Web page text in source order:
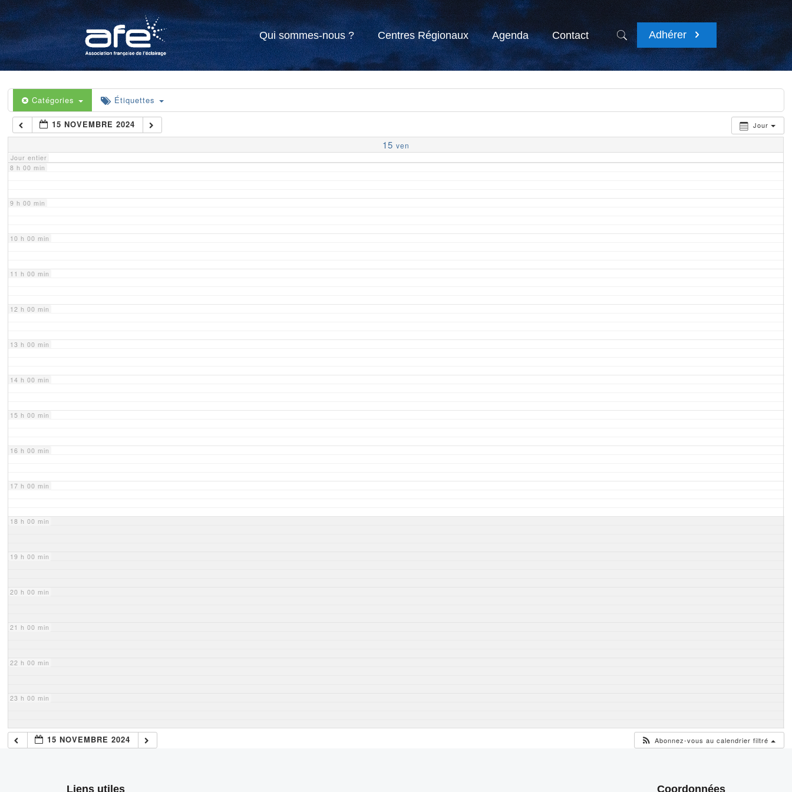
Qui sommes-nous ? Centres Régionaux Agenda Contact Adhérer
Catégories Étiquettes
Jour
15 NOVEMBRE 2024
15 ven
Jour entier
4 h 00 min
5 h 00 min
6 h 00 min
7 h 00 min
8 h 00 min
9 h 00 min
10 h 00 min
11 h 00 min
12 h 00 min
13 h 00 min
14 h 00 min
15 h 00 min
16 h 00 min
17 h 00 min
18 h 00 min
19 h 00 min
20 h 00 min
21 h 00 min
22 h 00 min
23 h 00 min
15 NOVEMBRE 2024 Abonnez-vous au calendrier filtré
Liens utiles Coordonnées